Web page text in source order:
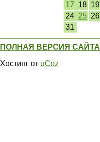
17 18 19
24 25 26
31
ПОЛНАЯ ВЕРСИЯ САЙТА
Хостинг от uCoz